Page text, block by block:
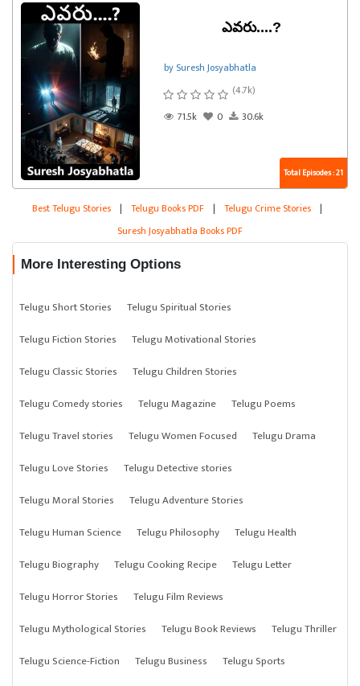
ఎవరు....?
by Suresh Josyabhatla
(4.7k)
71.5k
0 30.6k
Total Episodes : 21
Best Telugu Stories | Telugu Books PDF | Telugu Crime Stories |
Suresh Josyabhatla Books PDF
More Interesting Options
Telugu Short Stories
Telugu Spiritual Stories
Telugu Fiction Stories
Telugu Motivational Stories
Telugu Classic Stories
Telugu Children Stories
Telugu Comedy stories
Telugu Magazine
Telugu Poems
Telugu Travel stories
Telugu Women Focused
Telugu Drama
Telugu Love Stories
Telugu Detective stories
Telugu Moral Stories
Telugu Adventure Stories
Telugu Human Science
Telugu Philosophy
Telugu Health
Telugu Biography
Telugu Cooking Recipe
Telugu Letter
Telugu Horror Stories
Telugu Film Reviews
Telugu Mythological Stories
Telugu Book Reviews
Telugu Thriller
Telugu Science-Fiction
Telugu Business
Telugu Sports